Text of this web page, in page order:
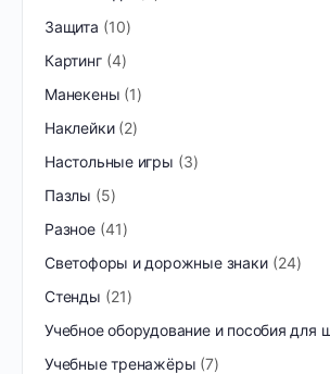
Защита
10
Картинг 4
Манекены 1
Наклейки 2
Настольные игры
3
Пазлы
5
Разное 41
Светофоры и дорожные знаки
24
Стенды
21
Учебное оборудование и пособия для
Учебные тренажёры 7